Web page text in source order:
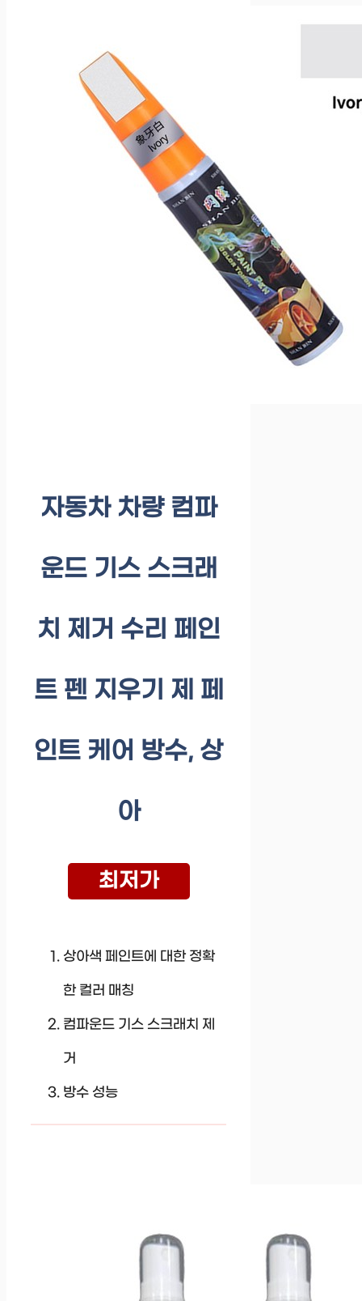
자동차 차량 컴파
운드 기스 스크래
치 제거 수리 페인
트 펜 지우기 제 페
인트 케어 방수, 상
아
최저가
상아색 페인트에 대한 정확
한 컬러 매칭
컴파운드 기스 스크래치 제
거
방수 성능